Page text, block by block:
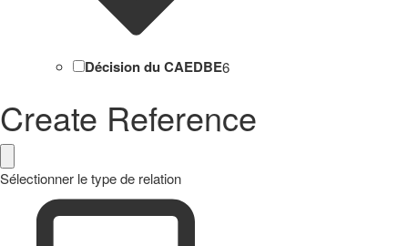
Décision du CAEDBE6
Create Reference
Sélectionner le type de relation